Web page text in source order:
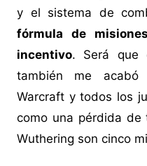
y el sistema de
fórmula de
incentivo. Será que
también me
Warcraft y todos los
como una pérdida de
Wuthering son cinco